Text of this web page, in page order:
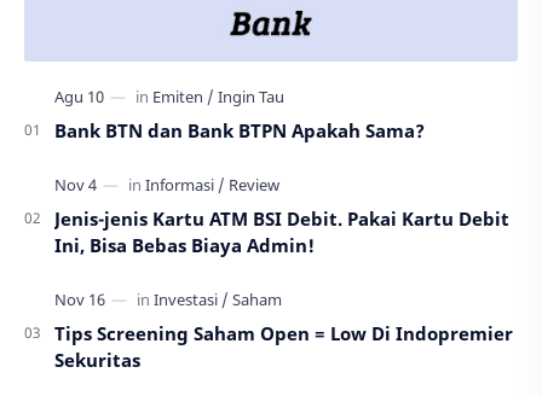
Bank BTN dan Bank BTPN Apakah Sama?
Jenis-jenis Kartu ATM BSI Debit. Pakai Kartu Debit
Ini, Bisa Bebas Biaya Admin!
Tips Screening Saham Open = Low Di Indopremier
Sekuritas